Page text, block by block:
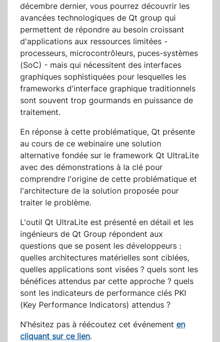
décembre dernier, vous pourrez découvrir les
avancées technologiques de Qt group qui
permettent de répondre au besoin croissant
d'applications aux ressources limitées -
processeurs, microcontrôleurs, puces-systèmes
(SoC) - mais qui nécessitent des interfaces
graphiques sophistiquées pour lesquelles les
frameworks d'interface graphique traditionnels
sont souvent trop gourmands en puissance de
traitement.
En réponse à cette problématique, Qt présente
au cours de ce webinaire une solution
alternative fondée sur le framework Qt UltraLite
avec des démonstrations à la clé pour
comprendre l'origine de cette problématique et
l'architecture de la solution proposée pour
traiter le problème.
L'outil Qt UltraLite est présenté en détail et les
ingénieurs de Qt Group répondent aux
questions que se posent les développeurs :
quelles architectures matérielles sont ciblées,
quelles applications sont visées ? quels sont les
bénéfices attendus par cette approche ? quels
sont les indicateurs de performance clés PKI
(Key Performance Indicators) attendus ?
N’hésitez pas à réécoutez cet événement en
cliquant sur ce lien.